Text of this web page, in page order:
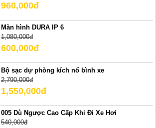
960,000đ
Màn hình DURA IP 6
1,080,000đ
600,000đ
Bộ sạc dự phòng kích nổ bình xe
2,790,000đ
1,550,000đ
005 Dù Ngược Cao Cấp Khi Đi Xe Hơi
540,000đ